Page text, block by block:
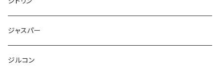
ジャスパー
ジルコン